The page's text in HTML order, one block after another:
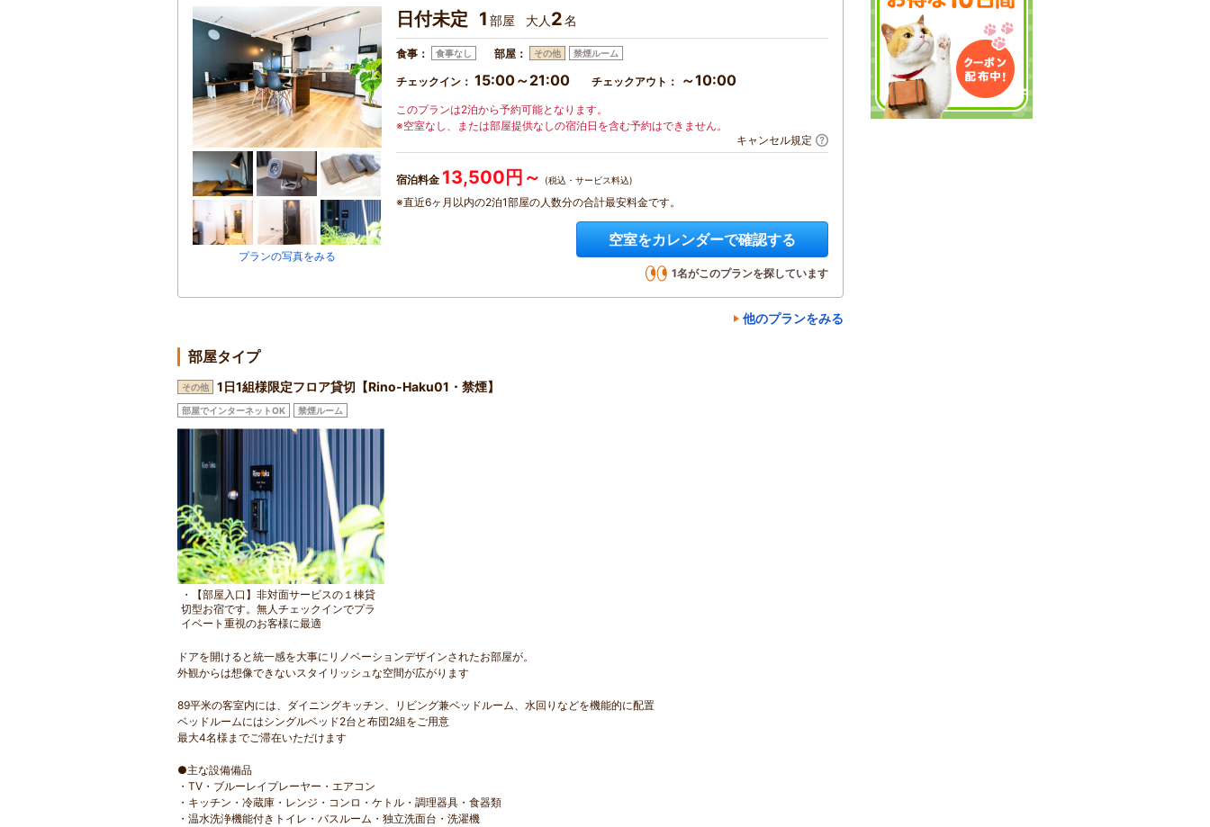
プランの写真をみる
日付未定 1 部屋 大人 2名
食事： 食事なし 部屋： その他 禁煙ルーム
チェックイン： 15:00～21:00 チェックアウト： ～10:00
このプランは2泊から予約可能となります。
※空室なし、または部屋提供なしの宿泊日を含む予約はできません。
キャンセル規定
宿泊料金 13,500円～ (税込・サービス料込)
※直近6ヶ月以内の2泊1部屋の人数分の合計最安料金です。
空室をカレンダーで確認する
1名がこのプランを探しています
他のプランをみる
部屋タイプ
その他 1日1組様限定フロア貸切【Rino-Haku01・禁煙】
部屋でインターネットOK 禁煙ルーム
・【部屋入口】非対面サービスの１棟貸
切型お宿です。無人チェックインでプラ
イベート重視のお客様に最適
ドアを開けると統一感を大事にリノベーションデザインされたお部屋が。
外観からは想像できないスタイリッシュな空間が広がります
89平米の客室内には、ダイニングキッチン、リビング兼ベッドルーム、水回りなどを機能的に配置
ベッドルームにはシングルベッド2台と布団2組をご用意
最大4名様までご滞在いただけます
●主な設備備品
・TV・ブルーレイプレーヤー・エアコン
・キッチン・冷蔵庫・レンジ・コンロ・ケトル・調理器具・食器類
・温水洗浄機能付きトイレ・バスルーム・独立洗面台・洗濯機